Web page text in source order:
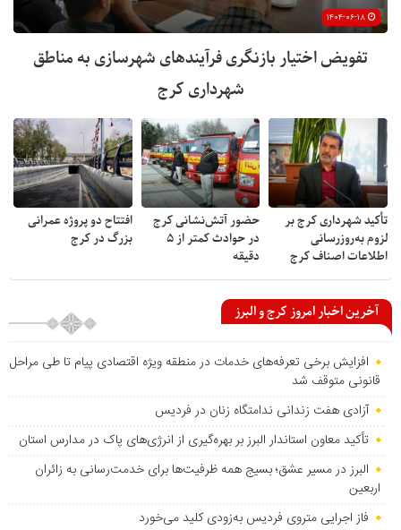
تفویض اختیار بازنگری فرآیندهای شهرسازی به مناطق
شهرداری کرج
تأکید شهرداری کرج بر
لزوم به‌روزرسانی
اطلاعات اصناف کرج
حضور آتش‌نشانی کرج
در حوادث کمتر از ۵
دقیقه
افتتاح دو پروژه عمرانی
بزرگ در کرج
آخرین اخبار امروز کرج و البرز
افزایش برخی تعرفه‌های خدمات در منطقه ویژه اقتصادی پیام تا طی مراحل
قانونی متوقف شد
آزادی هفت زندانی ندامتگاه زنان در فردیس
تأکید معاون استاندار البرز بر بهره‌گیری از انرژی‌های پاک در مدارس استان
البرز در مسیر عشق؛ بسیج همه ظرفیت‌ها برای خدمت‌رسانی به زائران
اربعین
فاز اجرایی متروی فردیس به‌زودی کلید می‌خورد